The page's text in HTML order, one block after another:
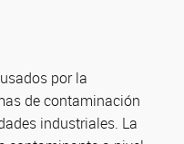
por la
de contaminación
industriales. La